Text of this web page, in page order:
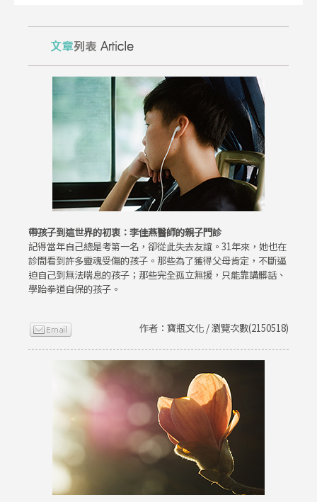
帶孩子到這世界的初衷：李佳燕醫師的親子門診
記得當年自己總是考第一名，卻從此失去友誼。31年來，她也在
診間看到許多靈魂受傷的孩子。那些為了獲得父母肯定，不斷逼
迫自己到無法喘息的孩子；那些完全孤立無援，只能靠講髒話、
學跆拳道自保的孩子。
作者：寶瓶文化 / 瀏覽次數(2150518)